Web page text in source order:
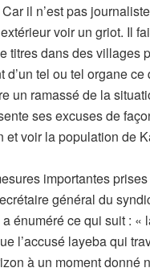
il n’est pas
voir un griot. Il
titres dans des villages
d’un tel ou tel organe
un ramassé de la
ses excuses de
et voir la population de
importantes
général du
énuméré ce qui suit : «
l’accusé layeba qui
à un moment donné